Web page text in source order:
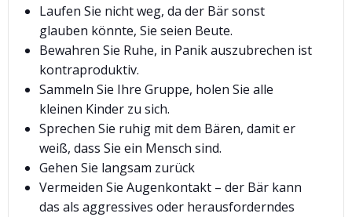
Laufen Sie nicht weg, da der Bär sonst
glauben könnte, Sie seien Beute.
Bewahren Sie Ruhe, in Panik auszubrechen ist
kontraproduktiv.
Sammeln Sie Ihre Gruppe, holen Sie alle
kleinen Kinder zu sich.
Sprechen Sie ruhig mit dem Bären, damit er
weiß, dass Sie ein Mensch sind.
Gehen Sie langsam zurück
Vermeiden Sie Augenkontakt – der Bär kann
das als aggressives oder herausforderndes